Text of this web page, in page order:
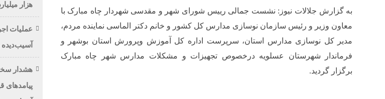
به گزارش جلالات نيوز: نشست جمالی رييس شورای شهر و مقدسی شهردار چاه مبارک با
معاون وزیر و رئیس سازمان نوسازی مدارس کل کشور و خانم دکتر الماسی نماینده مردم،
مدیر کل نوسازی مدارس استان، سرپرست اداره کل آموزش وپرورش استان بوشهر و
فرماندار شهرستان عسلویه درخصوص تجهیزات و مشکلات مدارس شهر چاه مبارک
برگزار گردید.
هزار
عملیات
هشدار
پیامدهای